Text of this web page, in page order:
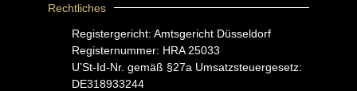
Rechtliches
Registergericht: Amtsgericht Düsseldorf
Registernummer: HRA 25033
U’St-Id-Nr. gemäß §27a Umsatzsteuergesetz:
DE318933244